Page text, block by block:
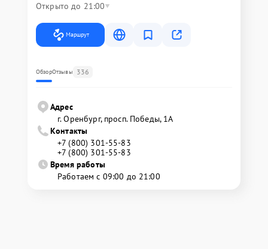
Открыто до 21:00
Маршрут
ОбзорОтзывы 336
Адрес
г. Оренбург, просп. Победы, 1А
Контакты
+7 (800) 301-55-83
+7 (800) 301-55-83
Время работы
Работаем с 09:00 до 21:00